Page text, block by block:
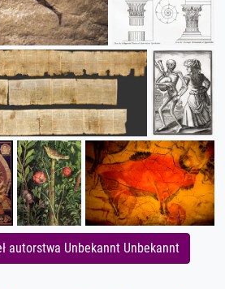
autorstwa Unbekannt Unbekannt